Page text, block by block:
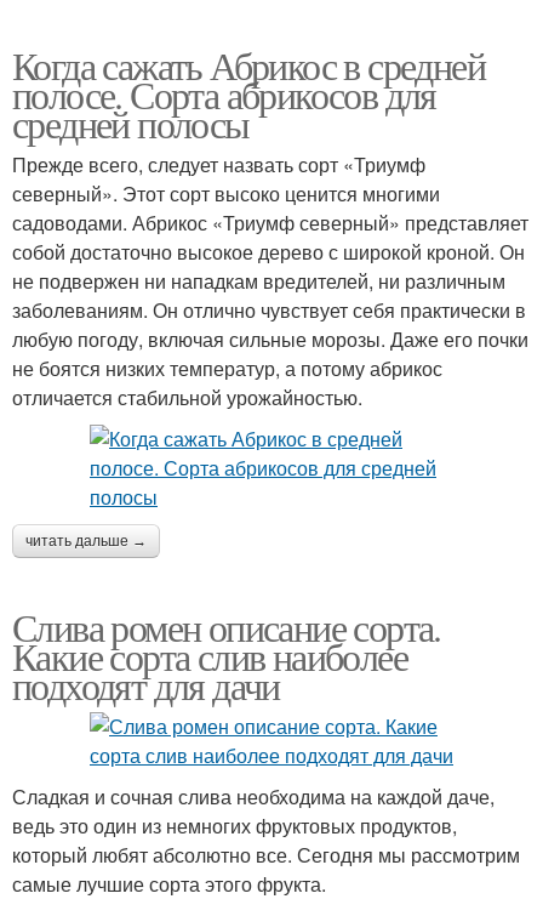
Когда сажать Абрикос в средней
полосе. Сорта абрикосов для
средней полосы
Прежде всего, следует назвать сорт «Триумф
северный». Этот сорт высоко ценится многими
садоводами. Абрикос «Триумф северный» представляет
собой достаточно высокое дерево с широкой кроной. Он
не подвержен ни нападкам вредителей, ни различным
заболеваниям. Он отлично чувствует себя практически в
любую погоду, включая сильные морозы. Даже его почки
не боятся низких температур, а потому абрикос
отличается стабильной урожайностью.
читать дальше →
Слива ромен описание сорта.
Какие сорта слив наиболее
подходят для дачи
Сладкая и сочная слива необходима на каждой даче,
ведь это один из немногих фруктовых продуктов,
который любят абсолютно все. Сегодня мы рассмотрим
самые лучшие сорта этого фрукта.